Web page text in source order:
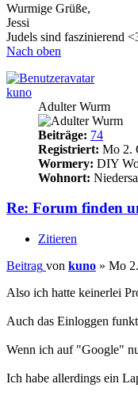
Wurmige Grüße,
Jessi
Judels sind faszinierend
Nach oben
kuno
Adulter Wurm
Beiträge: 74
Registriert: Mo 2.
Wormery: DIY
Wohnort:
Re: Forum finden
Zitieren
Beitrag von kuno » Mo
Also ich hatte keinerlei
Auch das Einloggen
Wenn ich auf "Google"
Ich habe allerdings ein